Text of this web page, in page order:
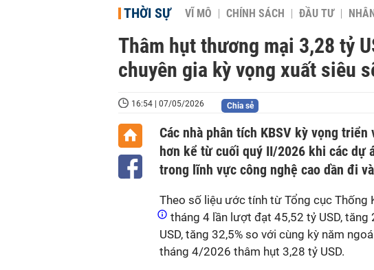
THỜI SỰ VĨ MÔ CHÍNH SÁCH ĐẦU TƯ
Thâm hụt thương mại 3,28 tỷ
chuyên gia kỳ vọng xuất siêu
16:54 | 07/05/2026 Chia sẻ
Các nhà phân tích KBSV kỳ vọng
hơn kể từ cuối quý II/2026 khi các dự
trong lĩnh vực công nghệ cao dần đi
Theo số liệu ước tính từ Tổng cục Thống
tháng 4 lần lượt đạt 45,52 tỷ USD,
USD, tăng 32,5% so với cùng kỳ năm
tháng 4/2026 thâm hụt 3,28 tỷ USD.